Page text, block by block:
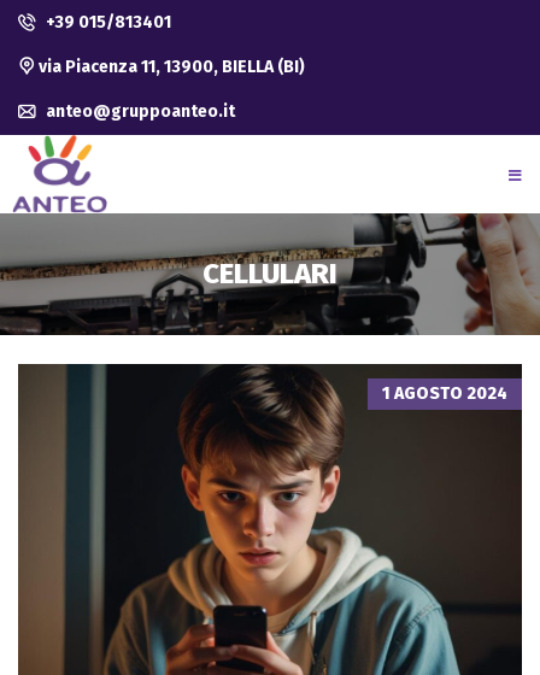
+39 015/813401
via Piacenza 11, 13900, BIELLA (BI)
anteo@gruppoanteo.it
CELLULARI
1 AGOSTO 2024